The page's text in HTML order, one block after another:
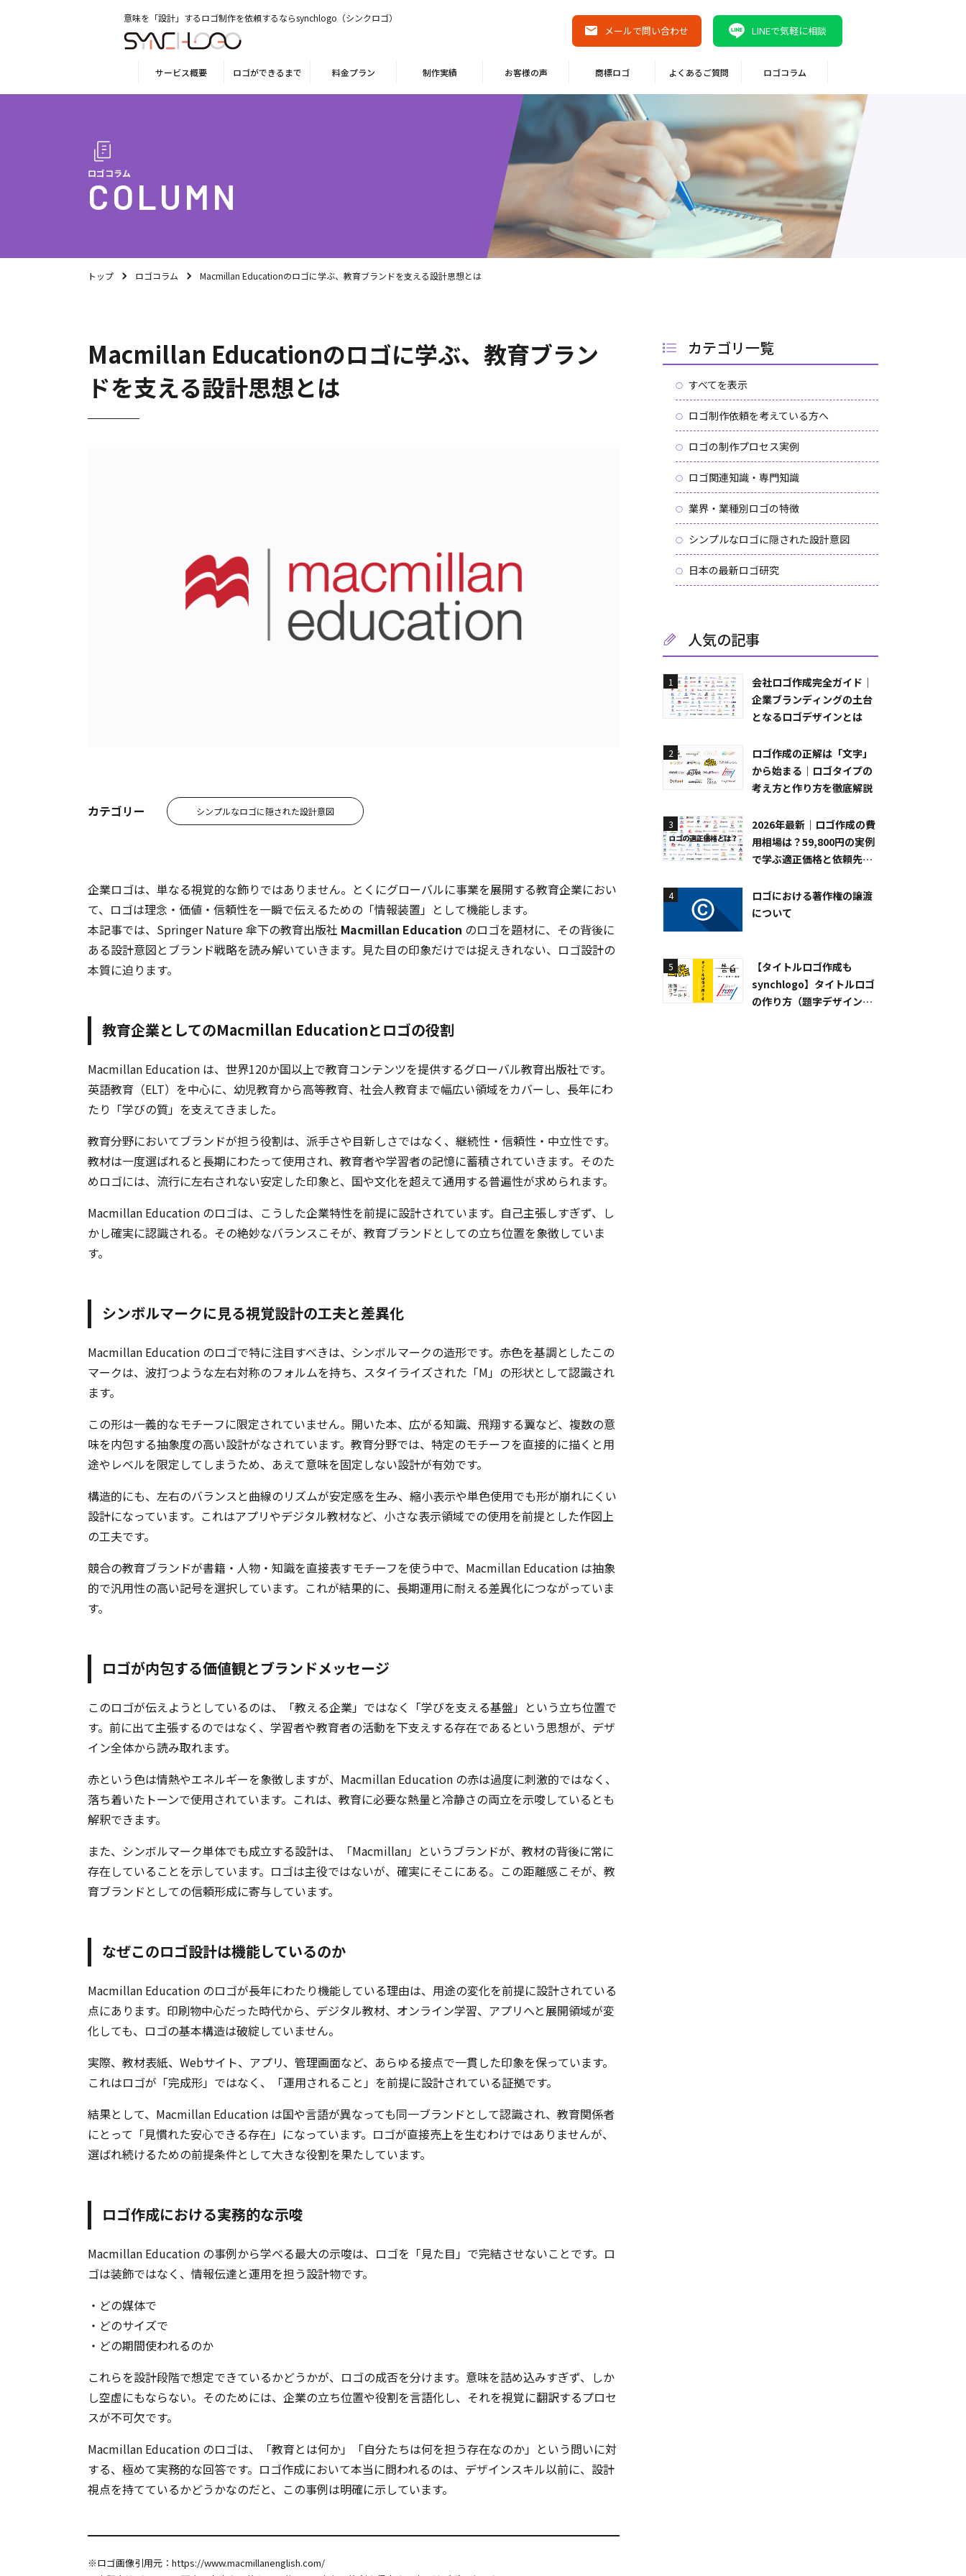
意味を「設計」するロゴ制作を依頼するならsynchlogo（シンクロゴ）
メールで問い合わせ LINEで気軽に相談
サービス概要 ロゴができるまで 料金プラン 制作実績 お客様の声 商標ロゴ よくあるご質問 ロゴコラム
ロゴコラム
COLUMN
トップ ロゴコラム Macmillan Educationのロゴに学ぶ、教育ブランドを支える設計思想とは
Macmillan Educationのロゴに学ぶ、教育ブラン
ドを支える設計思想とは
カテゴリー シンプルなロゴに隠された設計意図
企業ロゴは、単なる視覚的な飾りではありません。とくにグローバルに事業を展開する教育企業におい
て、ロゴは理念・価値・信頼性を一瞬で伝えるための「情報装置」として機能します。
本記事では、Springer Nature 傘下の教育出版社 Macmillan Education のロゴを題材に、その背後に
ある設計意図とブランド戦略を読み解いていきます。見た目の印象だけでは捉えきれない、ロゴ設計の
本質に迫ります。
教育企業としてのMacmillan Educationとロゴの役割
Macmillan Education は、世界120か国以上で教育コンテンツを提供するグローバル教育出版社です。
英語教育（ELT）を中心に、幼児教育から高等教育、社会人教育まで幅広い領域をカバーし、長年にわ
たり「学びの質」を支えてきました。
教育分野においてブランドが担う役割は、派手さや目新しさではなく、継続性・信頼性・中立性です。
教材は一度選ばれると長期にわたって使用され、教育者や学習者の記憶に蓄積されていきます。そのた
めロゴには、流行に左右されない安定した印象と、国や文化を超えて通用する普遍性が求められます。
Macmillan Education のロゴは、こうした企業特性を前提に設計されています。自己主張しすぎず、し
かし確実に認識される。その絶妙なバランスこそが、教育ブランドとしての立ち位置を象徴していま
す。
シンボルマークに見る視覚設計の工夫と差異化
Macmillan Education のロゴで特に注目すべきは、シンボルマークの造形です。赤色を基調としたこの
マークは、波打つような左右対称のフォルムを持ち、スタイライズされた「M」の形状として認識され
ます。
この形は一義的なモチーフに限定されていません。開いた本、広がる知識、飛翔する翼など、複数の意
味を内包する抽象度の高い設計がなされています。教育分野では、特定のモチーフを直接的に描くと用
途やレベルを限定してしまうため、あえて意味を固定しない設計が有効です。
構造的にも、左右のバランスと曲線のリズムが安定感を生み、縮小表示や単色使用でも形が崩れにくい
設計になっています。これはアプリやデジタル教材など、小さな表示領域での使用を前提とした作図上
の工夫です。
競合の教育ブランドが書籍・人物・知識を直接表すモチーフを使う中で、Macmillan Education は抽象
的で汎用性の高い記号を選択しています。これが結果的に、長期運用に耐える差異化につながっていま
す。
ロゴが内包する価値観とブランドメッセージ
このロゴが伝えようとしているのは、「教える企業」ではなく「学びを支える基盤」という立ち位置で
す。前に出て主張するのではなく、学習者や教育者の活動を下支えする存在であるという思想が、デザ
イン全体から読み取れます。
赤という色は情熱やエネルギーを象徴しますが、Macmillan Education の赤は過度に刺激的ではなく、
落ち着いたトーンで使用されています。これは、教育に必要な熱量と冷静さの両立を示唆しているとも
解釈できます。
また、シンボルマーク単体でも成立する設計は、「Macmillan」というブランドが、教材の背後に常に
存在していることを示しています。ロゴは主役ではないが、確実にそこにある。この距離感こそが、教
育ブランドとしての信頼形成に寄与しています。
なぜこのロゴ設計は機能しているのか
Macmillan Education のロゴが長年にわたり機能している理由は、用途の変化を前提に設計されている
点にあります。印刷物中心だった時代から、デジタル教材、オンライン学習、アプリへと展開領域が変
化しても、ロゴの基本構造は破綻していません。
実際、教材表紙、Webサイト、アプリ、管理画面など、あらゆる接点で一貫した印象を保っています。
これはロゴが「完成形」ではなく、「運用されること」を前提に設計されている証拠です。
結果として、Macmillan Education は国や言語が異なっても同一ブランドとして認識され、教育関係者
にとって「見慣れた安心できる存在」になっています。ロゴが直接売上を生むわけではありませんが、
選ばれ続けるための前提条件として大きな役割を果たしています。
ロゴ作成における実務的な示唆
Macmillan Education の事例から学べる最大の示唆は、ロゴを「見た目」で完結させないことです。ロ
ゴは装飾ではなく、情報伝達と運用を担う設計物です。
・どの媒体で
・どのサイズで
・どの期間使われるのか
これらを設計段階で想定できているかどうかが、ロゴの成否を分けます。意味を詰め込みすぎず、しか
し空虚にもならない。そのためには、企業の立ち位置や役割を言語化し、それを視覚に翻訳するプロセ
スが不可欠です。
Macmillan Education のロゴは、「教育とは何か」「自分たちは何を担う存在なのか」という問いに対
する、極めて実務的な回答です。ロゴ作成において本当に問われるのは、デザインスキル以前に、設計
視点を持てているかどうかなのだと、この事例は明確に示しています。
※ロゴ画像引用元： https://www.macmillanenglish.com/
カテゴリ一覧
すべてを表示
ロゴ制作依頼を考えている方へ
ロゴの制作プロセス実例
ロゴ関連知識・専門知識
業界・業種別ロゴの特徴
シンプルなロゴに隠された設計意図
日本の最新ロゴ研究
人気の記事
1
会社ロゴ作成完全ガイド｜
企業ブランディングの土台
となるロゴデザインとは
2
ロゴ作成の正解は「文字」
から始まる｜ロゴタイプの
考え方と作り方を徹底解説
3
2026年最新｜ロゴ作成の費
用相場は？59,800円の実例
で学ぶ適正価格と依頼先の
4
ロゴにおける著作権の譲渡
について
5
【タイトルロゴ作成も
synchlogo】タイトルロゴ
の作り方（題字デザイン）